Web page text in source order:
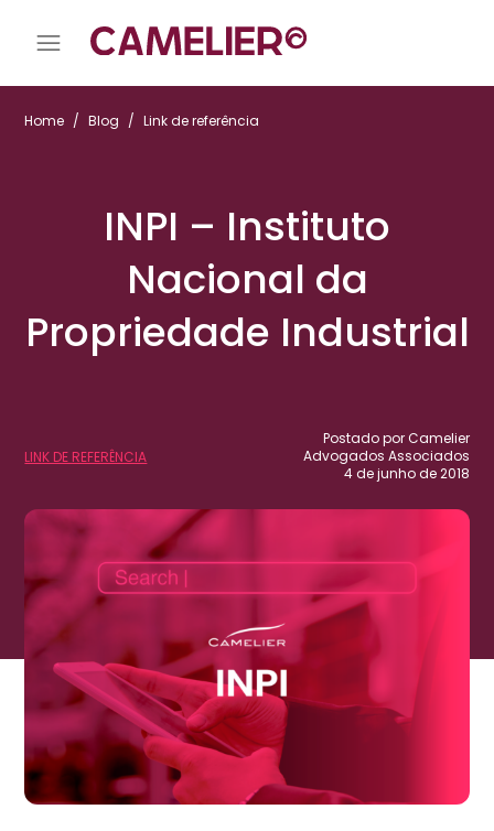
Home / Blog / Link de referência
INPI – Instituto
Nacional da
Propriedade Industrial
LINK DE REFERÊNCIA
Postado por Camelier
Advogados Associados
4 de junho de 2018